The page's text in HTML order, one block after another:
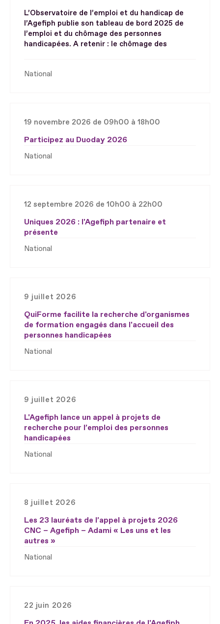
L’Observatoire de l’emploi et du handicap de
l’Agefiph publie son tableau de bord 2025 de
l’emploi et du chômage des personnes
handicapées. A retenir : le chômage des
National
19 novembre 2026 de 09h00 à 18h00
Participez au Duoday 2026
National
12 septembre 2026 de 10h00 à 22h00
Uniques 2026 : l'Agefiph partenaire et
présente
National
9 juillet 2026
QuiForme facilite la recherche d'organismes
de formation engagés dans l'accueil des
personnes handicapées
National
9 juillet 2026
L'Agefiph lance un appel à projets de
recherche pour l’emploi des personnes
handicapées
National
8 juillet 2026
Les 23 lauréats de l’appel à projets 2026
CNC – Agefiph – Adami « Les uns et les
autres »
National
22 juin 2026